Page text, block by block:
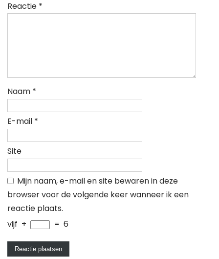
Reactie *
Naam *
E-mail *
Site
Mijn naam, e-mail en site bewaren in deze
browser voor de volgende keer wanneer ik een
reactie plaats.
vijf + = 6